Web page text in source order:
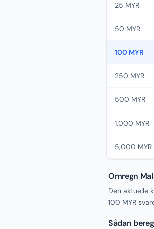
25 MYR
50 MYR
100 MYR
250 MYR
500 MYR
1,000 MYR
5,000 MYR
Omregn
Den aktuelle
100 MYR
Sådan